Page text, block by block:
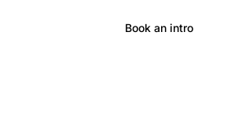
Book an intro